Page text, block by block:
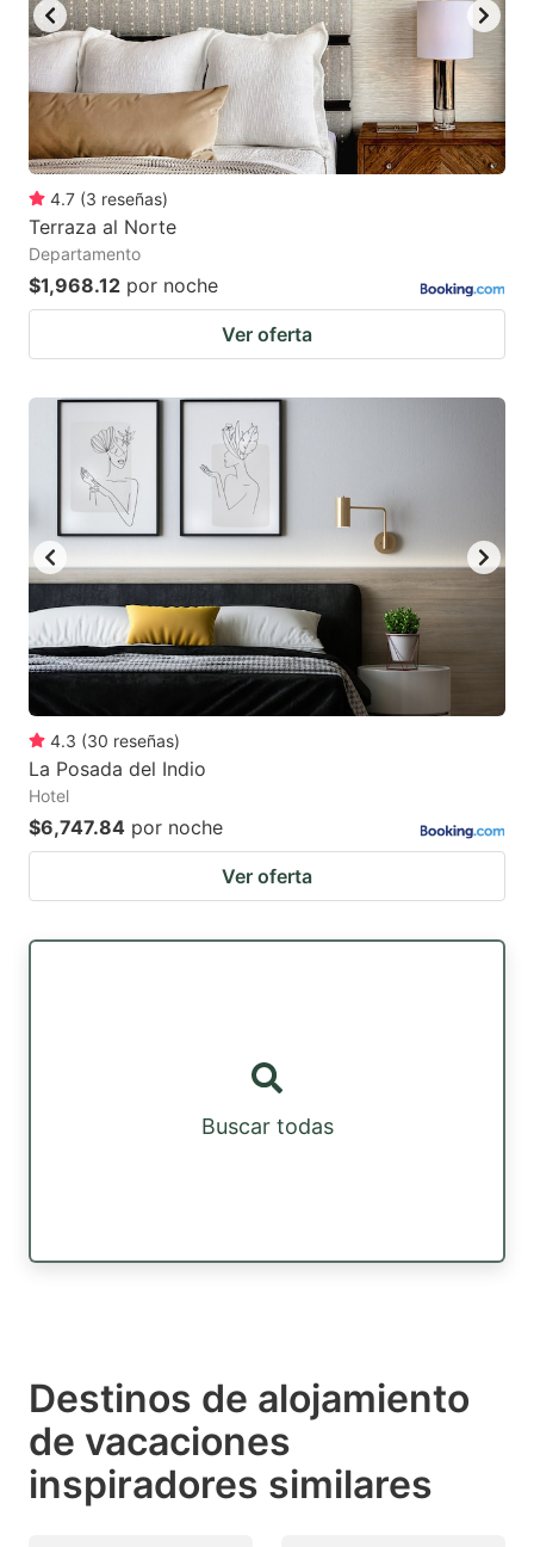
4.7 (3 reseñas)
Terraza al Norte
Departamento
$1,968.12 por noche
Ver oferta
4.3 (30 reseñas)
La Posada del Indio
Hotel
$6,747.84 por noche
Ver oferta
Buscar todas
Destinos de alojamiento
de vacaciones
inspiradores similares